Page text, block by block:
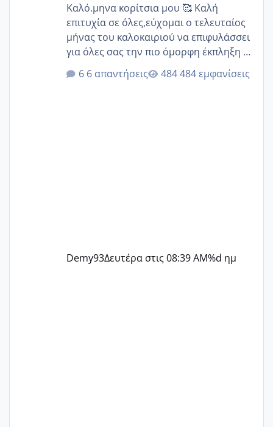
Καλό.μηνα κορίτσια μου 🥰 Καλή
επιτυχία σε όλες,εύχομαι ο τελευταίος
μήνας του καλοκαιριού να επιφυλάσσει
για όλες σας την πιο όμορφη έκπληξη 🧿
@Elk @Melikara86 @Παρασκευαιδου
@Zenia z @melitiniღ @Christi.D.
6 απαντήσεις 484 εμφανίσεις
Demy93Δευτέρα στις 08:39 AM%d ημ